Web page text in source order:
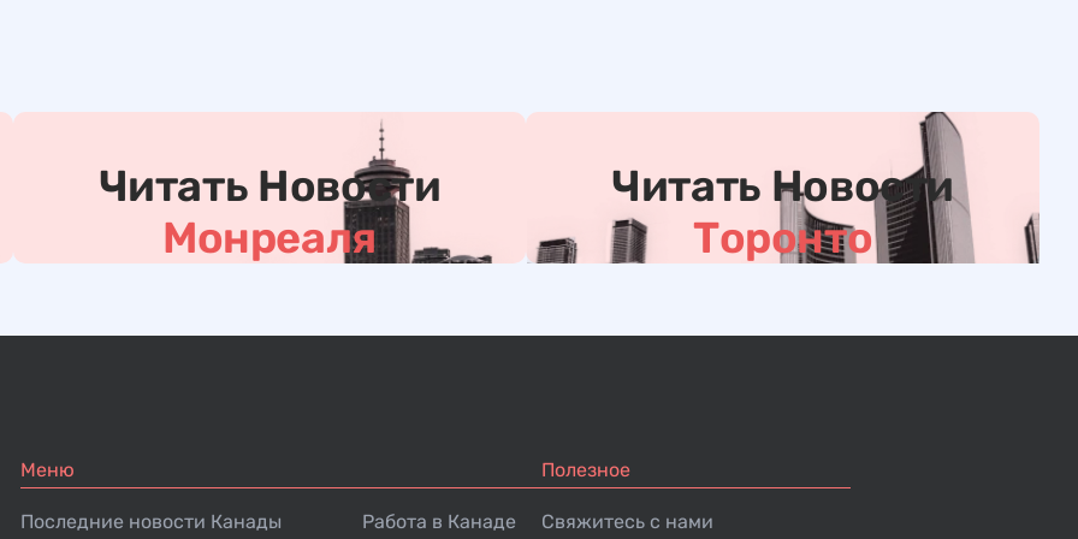
Читать Новости
Монреаля
Читать Новости
Торонто
Меню
Последние новости Канады Работа в Канаде
Полезное
Свяжитесь с нами